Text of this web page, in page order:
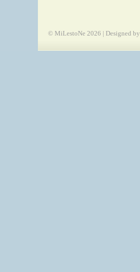
© MiLestoNe 2026 | Designed by